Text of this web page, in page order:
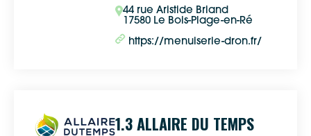
44 rue Aristide Briand
17580 Le Bois-Plage-en-Ré
https://menuiserie-dron.fr/
1.3 ALLAIRE DU TEMPS